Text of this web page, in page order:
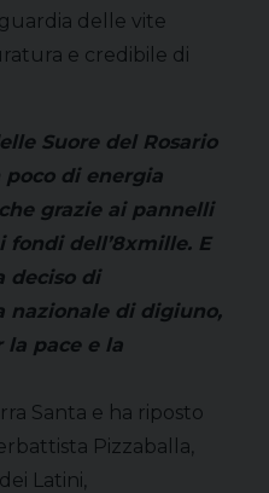
delle vite
e credibile di
Suore del Rosario
poco di energia
grazie ai pannelli
dell’8xmille. E
deciso di
nazionale di digiuno,
la pace e la
Santa e ha riposto
Pizzaballa,
Latini,